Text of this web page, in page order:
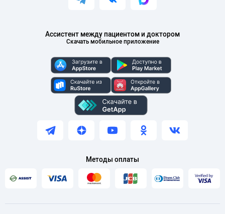
Ассистент между пациентом и доктором
Скачать мобильное приложение
Методы оплаты